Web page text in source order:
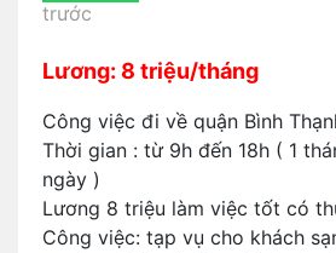
trước
Lương: 8 triệu/tháng
Công việc đi về quận Bình
Thời gian : từ 9h đến 18h ( 1
ngày )
Lương 8 triệu làm việc tốt có
Công việc: tạp vụ cho khách